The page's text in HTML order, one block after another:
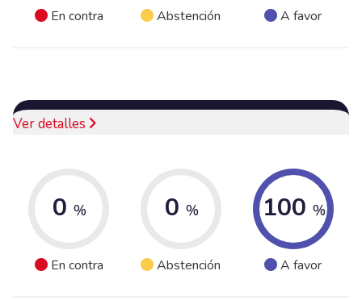
En contra Abstención A favor
Ver detalles
0 %
En contra
0 %
Abstención
100 %
A favor